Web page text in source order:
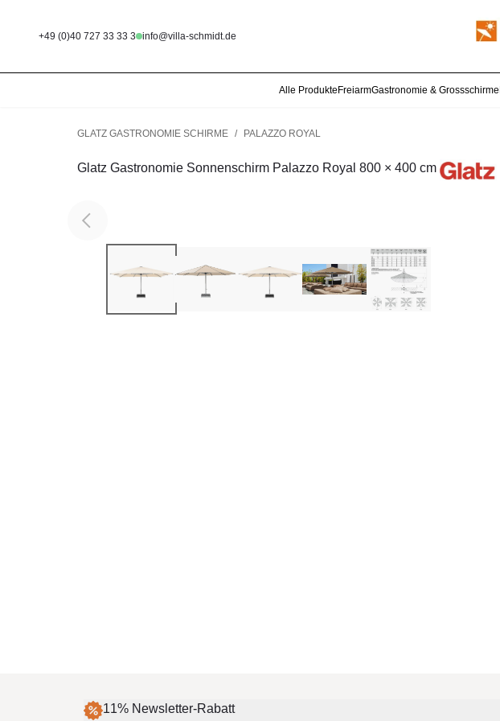
+49 (0)40 727 33 33 3 info@villa-schmidt.de
Alle Produkte FreiarmGastronomie & Grossschirme
GLATZ GASTRONOMIE SCHIRME / PALAZZO ROYAL
Glatz Gastronomie Sonnenschirm Palazzo Royal 800 × 400 cm
11% Newsletter-Rabatt